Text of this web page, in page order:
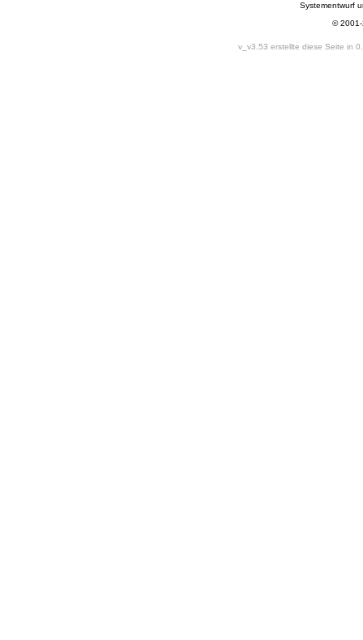
Systementwurf
©
v_v3.53 erstellte diese Seite in